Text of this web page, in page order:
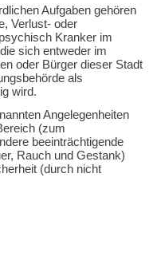
Aufgaben gehören
Verlust- oder
Kranker im
sich entweder im
oder Bürger dieser Stadt
als
wird.
Angelegenheiten
(zum
beeinträchtigende
Rauch und Gestank)
(durch nicht